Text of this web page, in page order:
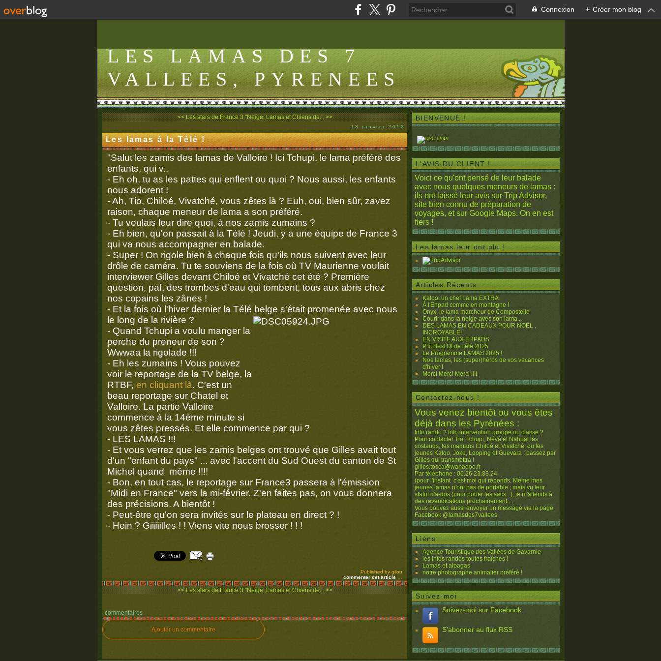
Connexion + Créer mon blog
LES LAMAS DES 7
VALLEES, PYRENEES
<< Les stars de France 3 "Neige, Lamas et Chiens de... >>
13 janvier 2013
Les lamas à la Télé !
"Salut les zamis des lamas de Valloire ! Ici Tchupi, le lama préféré des
enfants, qui v..
- Eh oh, tu as les pattes qui enflent ou quoi ? Nous aussi, les enfants
nous adorent !
- Ah, Tio, Chiloé, Vivatché, vous zêtes là ? Euh, oui, bien sûr, zavez
raison, chaque meneur de lama a son préféré.
- Tu voulais leur dire quoi, à nos zamis zumains ?
- Eh bien, qu'on passait à la Télé ! Jeudi, y a une équipe de France 3
qui va nous accompagner en balade.
- Super ! On rigole bien à chaque fois qu'ils nous suivent avec leur
drôle de caméra. Tu te souviens de la fois où TV Maurienne voulait
interviewer Gilles devant Chiloé et Vivatché cet été ? Première
question, paf, des trombes d'eau qui tombent, tous aux abris chez
nos copains les zânes !
- Et la fois où l'hiver dernier la Télé belge s'était promenée avec nous
le long de la rivière ?
- Quand Tchupi a voulu manger la
perche du preneur de son ?
Wwwaa la rigolade !!!
- Eh les zumains ! Vous pouvez
voir le reportage de la TV belge, la
RTBF, en cliquant là. C'est un
beau reportage sur Chatel et
Valloire. La partie Valloire
commence à la 14ème minute si
vous zêtes pressés. Et elle commence par qui ?
- LES LAMAS !!!
- Et vous verrez que les zamis belges ont trouvé que Gilles avait tout
d'un "enfant du pays" ... avec l'accent du Sud Ouest du canton de St
Michel quand même !!!!
- Bon, en tout cas, le reportage sur France3 passera à l'émission
"Midi en France" vers la mi-février. Z'en faites pas, on vous donnera
des précisions. A bientôt !
- Peut-être qu'on sera invités sur le plateau en direct ? !
- Hein ? Giiiiiilles ! ! Viens vite nous brosser ! ! !
Published by gilou
commenter cet article
<< Les stars de France 3 "Neige, Lamas et Chiens de... >>
commentaires
Ajouter un commentaire
BIENVENUE !
L'AVIS DU CLIENT !
Voici ce qu'ont pensé de leur balade
avec nous quelques meneurs de lamas :
ils ont laissé leur avis sur Trip Advisor,
site bien connu de préparation de
voyages, et sur Google Maps. On en est
fiers !
Les lamas leur ont plu !
Articles Récents
Kaloo, un chef Lama EXTRA
À l'Ehpad comme en montagne !
Onyx, le lama marcheur de Compostelle
Courir dans la neige avec son lama...
DES LAMAS EN CADEAUX POUR NOËL ,
INCROYABLE!
EN VISITE AUX EHPADS
P'tit Best Of de l'été 2025
Le Programme LAMAS 2025 !
Nos lamas, les (super)héros de vos vacances
d'hiver !
Merci Merci Merci !!!!
Contactez-nous !
Vous venez bientôt ou vous êtes
déjà dans les Pyrénées :
Info rando ? Info intervention groupe ou classe ?
Pour contacter Tio, Tchupi, Névé et Nahual les
costauds, les mamans Chiloé et Vivatché, ou les
jeunes Kaloo, Joke, Looping et Guevara : passez par
Gilles qui transmettra !
gilles.tosca@wanadoo.fr
Par téléphone : 06.26.23.83.24
(pour l'instant c'est moi qui réponds. Même mes
jeunes lamas n'ont pas de portable ; mais vu leur
statut d'à-dos (pour porter les sacs...), je m'attends à
des revendications prochainement....
Vous pouvez aussi envoyer un message via la page
Facebook @lamasdes7vallees
Liens
Agence Touristique des Vallées de Gavarnie
les infos randos toutes fraîches !
Lamas et alpagas
notre photographe animalier préféré !
Suivez-moi
Suivez-moi sur Facebook
S'abonner au flux RSS